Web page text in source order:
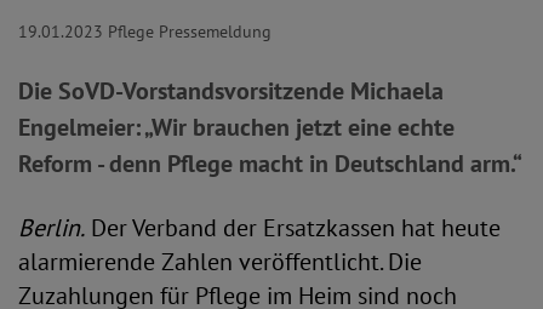
19.01.2023 Pflege Pressemeldung
Die SoVD-Vorstandsvorsitzende Michaela
Engelmeier: „Wir brauchen jetzt eine echte
Reform - denn Pflege macht in Deutschland arm.“
Berlin. Der Verband der Ersatzkassen hat heute
alarmierende Zahlen veröffentlicht. Die
Zuzahlungen für Pflege im Heim sind noch